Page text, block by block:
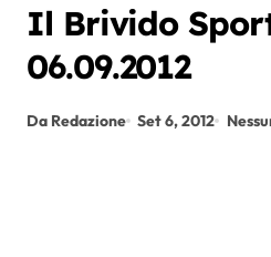
Il Brivido
06.09.2012
Da Redazione Set 6, 2012